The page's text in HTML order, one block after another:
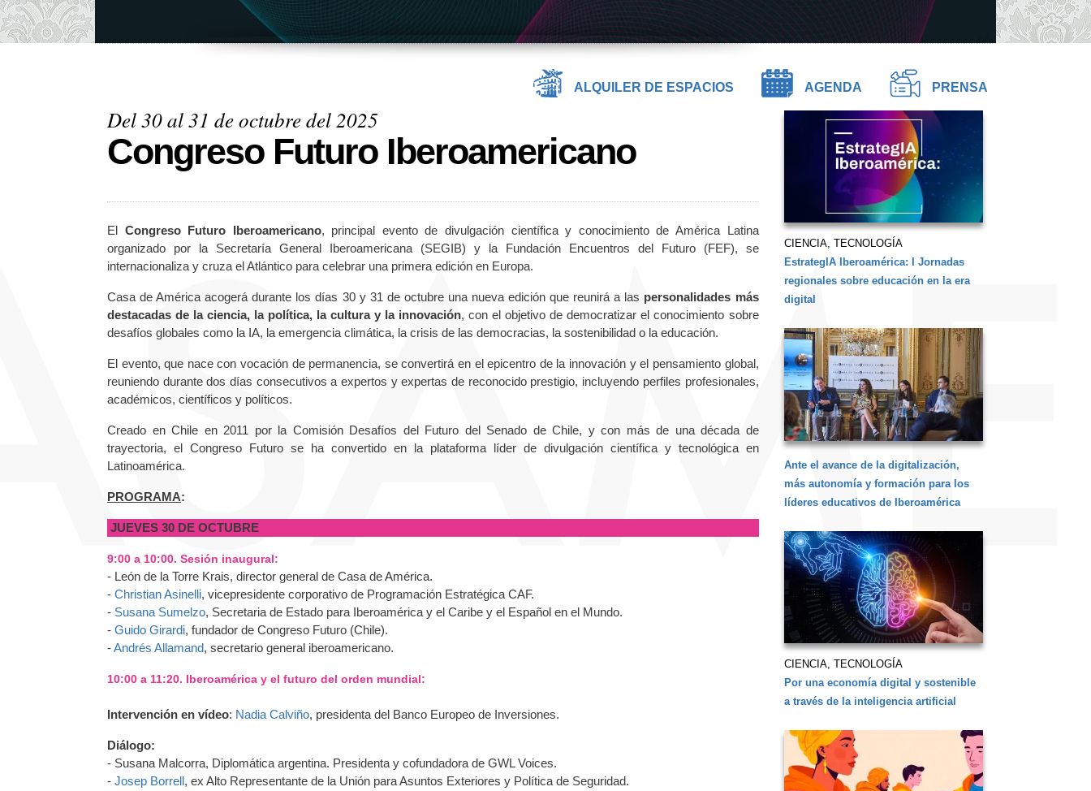
ALQUILER DE ESPACIOS AGENDA PRENSA
Del 30 al 31 de octubre del 2025
Congreso Futuro Iberoamericano
El Congreso Futuro Iberoamericano, principal evento de divulgación científica y conocimiento de América Latina
organizado por la Secretaría General Iberoamericana (SEGIB) y la Fundación Encuentros del Futuro (FEF), se
internacionaliza y cruza el Atlántico para celebrar una primera edición en Europa.
Casa de América acogerá durante los días 30 y 31 de octubre una nueva edición que reunirá a las personalidades más
destacadas de la ciencia, la política, la cultura y la innovación, con el objetivo de democratizar el conocimiento sobre
desafíos globales como la IA, la emergencia climática, la crisis de las democracias, la sostenibilidad o la educación.
El evento, que nace con vocación de permanencia, se convertirá en el epicentro de la innovación y el pensamiento global,
reuniendo durante dos días consecutivos a expertos y expertas de reconocido prestigio, incluyendo perfiles profesionales,
académicos, científicos y políticos.
Creado en Chile en 2011 por la Comisión Desafíos del Futuro del Senado de Chile, y con más de una década de
trayectoria, el Congreso Futuro se ha convertido en la plataforma líder de divulgación científica y tecnológica en
Latinoamérica.
PROGRAMA:
JUEVES 30 DE OCTUBRE
9:00 a 10:00. Sesión inaugural:
- León de la Torre Krais, director general de Casa de América.
- Christian Asinelli, vicepresidente corporativo de Programación Estratégica CAF.
- Susana Sumelzo, Secretaria de Estado para Iberoamérica y el Caribe y el Español en el Mundo.
- Guido Girardi, fundador de Congreso Futuro (Chile).
-Andrés Allamand, secretario general iberoamericano.
10:00 a 11:20. Iberoamérica y el futuro del orden mundial:
Intervención en vídeo: Nadia Calviño, presidenta del Banco Europeo de Inversiones.
Diálogo:
- Susana Malcorra, Diplomática argentina. Presidenta y cofundadora de GWL Voices.
- Josep Borrell, ex Alto Representante de la Unión para Asuntos Exteriores y Política de Seguridad.
CIENCIA, TECNOLOGÍA
EstrategIA Iberoamérica: I Jornadas
regionales sobre educación en la era
digital
Ante el avance de la digitalización,
más autonomía y formación para los
líderes educativos de Iberoamérica
CIENCIA, TECNOLOGÍA
Por una economía digital y sostenible
a través de la inteligencia artificial